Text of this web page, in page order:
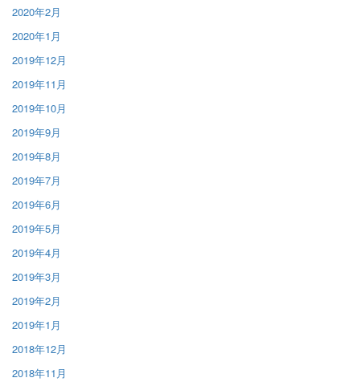
2020年2月
2020年1月
2019年12月
2019年11月
2019年10月
2019年9月
2019年8月
2019年7月
2019年6月
2019年5月
2019年4月
2019年3月
2019年2月
2019年1月
2018年12月
2018年11月